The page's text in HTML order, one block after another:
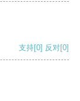
支持[0] 反对[0]